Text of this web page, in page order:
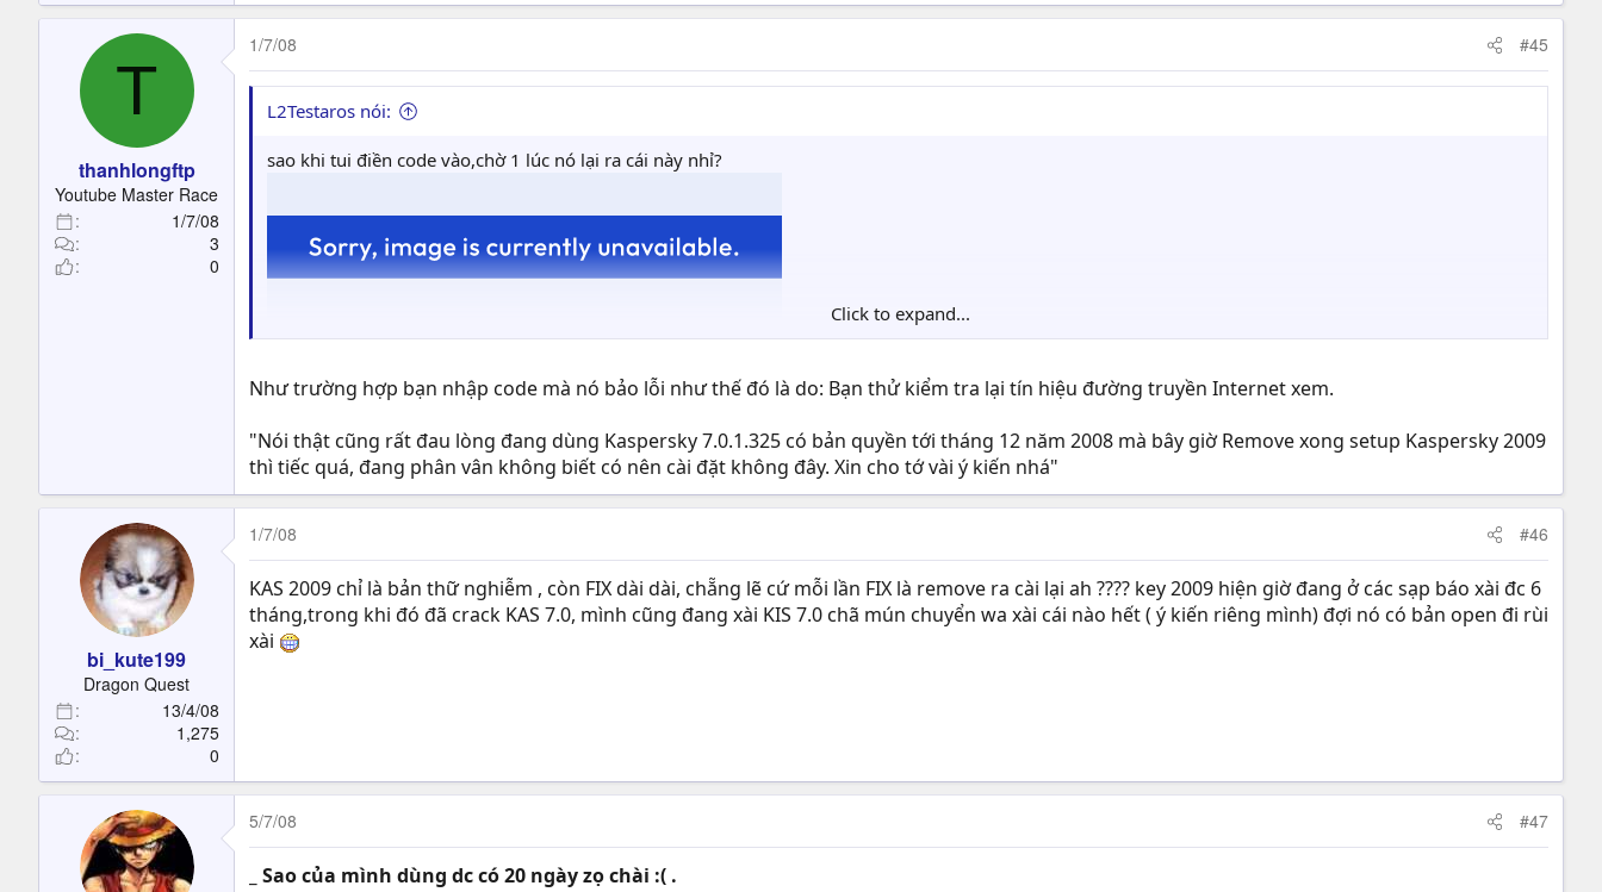
T
thanhlongftp
Youtube Master Race
1/7/08
3
0
1/7/08 #45
L2Testaros nói:
sao khi tui điền code vào,chờ 1 lúc nó lại ra cái này nhỉ?
Click to expand...
Như trường hợp bạn nhập code mà nó bảo lỗi như thế đó là do: Bạn thử kiểm tra lại tín hiệu đường truyền Internet xem.
"Nói thật cũng rất đau lòng đang dùng Kaspersky 7.0.1.325 có bản quyền tới tháng 12 năm 2008 mà bây giờ Remove xong setup Kaspersky 2009
thì tiếc quá, đang phân vân không biết có nên cài đặt không đây. Xin cho tớ vài ý kiến nhá"
bi_kute199
Dragon Quest
13/4/08
1,275
0
1/7/08 #46
KAS 2009 chỉ là bản thữ nghiễm , còn FIX dài dài, chẵng lẽ cứ mỗi lần FIX là remove ra cài lại ah ???? key 2009 hiện giờ đang ở các sạp báo xài đc 6
tháng,trong khi đó đã crack KAS 7.0, mình cũng đang xài KIS 7.0 chã mún chuyển wa xài cái nào hết ( ý kiến riêng mình) đợi nó có bản open đi rùi
xài
5/7/08 #47
_ Sao của mình dùng dc có 20 ngày zọ chài :( .